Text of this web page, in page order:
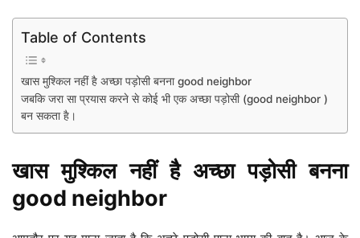
Table of Contents
खास मुश्किल नहीं है अच्छा पड़ोसी बनना good neighbor
जबकि जरा सा प्रयास करने से कोई भी एक अच्छा पड़ोसी (good neighbor )
बन सकता है।
खास मुश्किल नहीं है अच्छा पड़ोसी बनना
good neighbor